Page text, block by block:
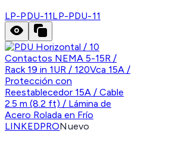
LP-PDU-11LP-PDU-11
LINKEDPRONuevo